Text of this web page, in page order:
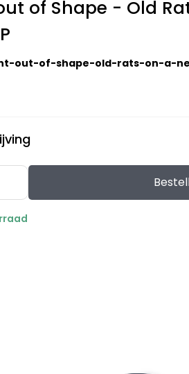
of Shape - Old
out-of-shape-old-rats-on-a-